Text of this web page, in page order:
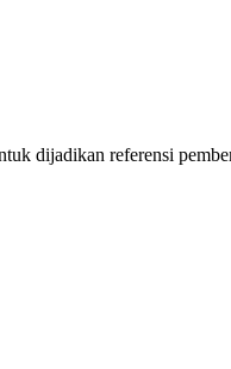
dijadikan referensi